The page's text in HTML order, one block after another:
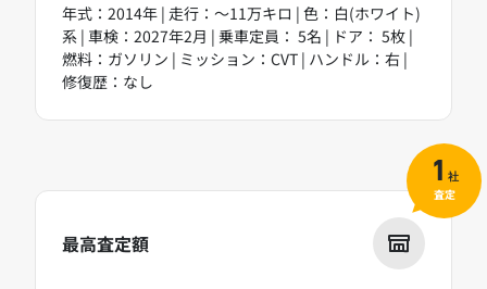
年式：2014年 | 走行：～11万キロ | 色：白(ホワイト)
系 | 車検：2027年2月 | 乗車定員： 5名 | ドア： 5枚 |
燃料：ガソリン | ミッション：CVT | ハンドル：右 |
修復歴：なし
最高査定額
1 社
査定